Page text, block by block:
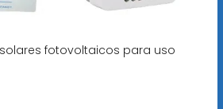
fotovoltaicos para uso